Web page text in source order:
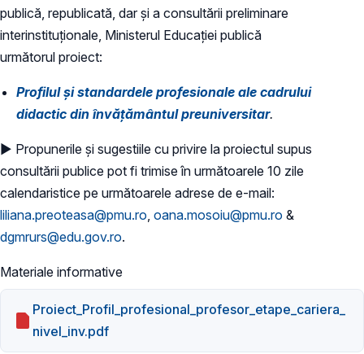
publică, republicată, dar și a consultării preliminare
interinstituționale, Ministerul Educaţiei publică
următorul proiect:
Profilul și standardele profesionale ale cadrului
didactic din învățământul preuniversitar.
► Propunerile și sugestiile cu privire la proiectul supus
consultării publice pot fi trimise în următoarele 10 zile
calendaristice pe următoarele adrese de e-mail:
liliana.preoteasa@pmu.ro oana.mosoiu@pmu.ro &
dgmrurs@edu.gov.ro.
Materiale informative
Proiect_Profil_profesional_profesor_etape_cariera_
nivel_inv.pdf